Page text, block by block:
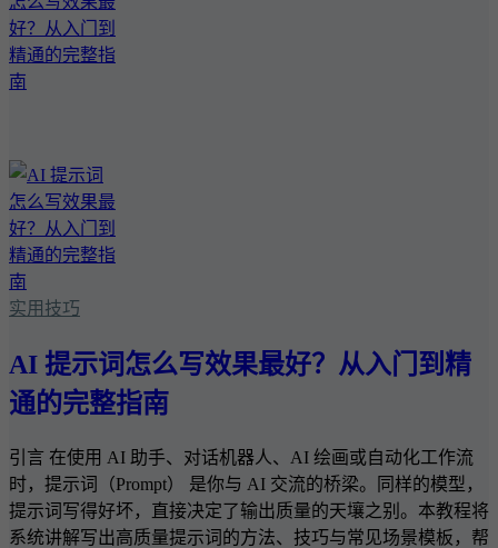
实用技巧
AI 提示词怎么写效果最好？从入门到精
通的完整指南
引言 在使用 AI 助手、对话机器人、AI 绘画或自动化工作流
时，提示词（Prompt） 是你与 AI 交流的桥梁。同样的模型，
提示词写得好坏，直接决定了输出质量的天壤之别。本教程将
系统讲解写出高质量提示词的方法、技巧与常见场景模板，帮